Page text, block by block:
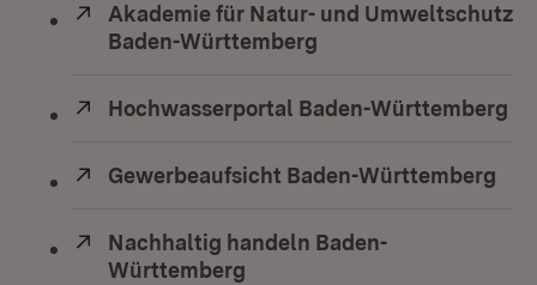
Extern:
Akademie für Natur- und Umweltschutz
Baden-Württemberg
Extern:
Hochwasserportal Baden-Württemberg
Extern:
Gewerbeaufsicht Baden-Württemberg
Extern:
Nachhaltig handeln Baden-
Württemberg